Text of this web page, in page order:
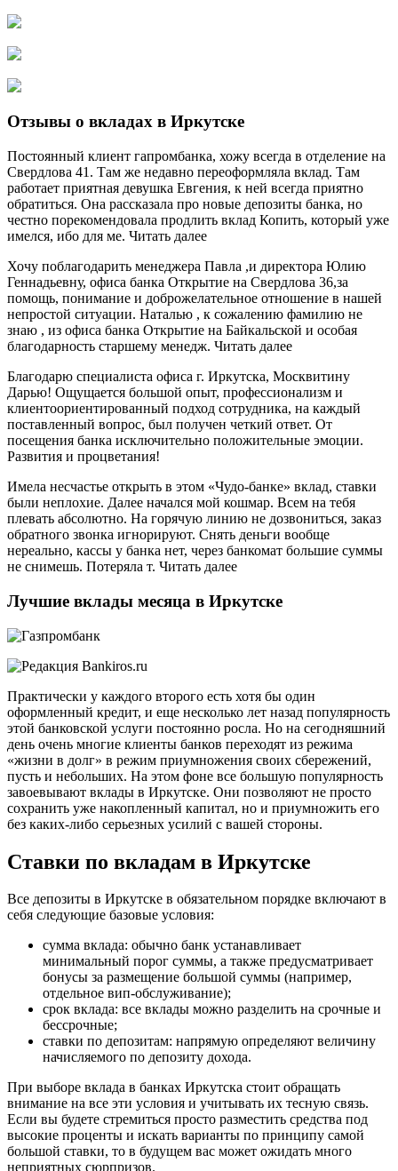
Отзывы о вкладах в Иркутске
Постоянный клиент гапромбанка, хожу всегда в отделение на
Свердлова 41. Там же недавно переоформляла вклад. Там
работает приятная девушка Евгения, к ней всегда приятно
обратиться. Она рассказала про новые депозиты банка, но
честно порекомендовала продлить вклад Копить, который уже
имелся, ибо для ме. Читать далее
Хочу поблагодарить менеджера Павла ,и директора Юлию
Геннадьевну, офиса банка Открытие на Свердлова 36,за
помощь, понимание и доброжелательное отношение в нашей
непростой ситуации. Наталью , к сожалению фамилию не
знаю , из офиса банка Открытие на Байкальской и особая
благодарность старшему менедж. Читать далее
Благодарю специалиста офиса г. Иркутска, Москвитину
Дарью! Ощущается большой опыт, профессионализм и
клиентоориентированный подход сотрудника, на каждый
поставленный вопрос, был получен четкий ответ. От
посещения банка исключительно положительные эмоции.
Развития и процветания!
Имела несчастье открыть в этом «Чудо-банке» вклад, ставки
были неплохие. Далее начался мой кошмар. Всем на тебя
плевать абсолютно. На горячую линию не дозвониться, заказ
обратного звонка игнорируют. Снять деньги вообще
нереально, кассы у банка нет, через банкомат большие суммы
не снимешь. Потеряла т. Читать далее
Лучшие вклады месяца в Иркутске
Практически у каждого второго есть хотя бы один
оформленный кредит, и еще несколько лет назад популярность
этой банковской услуги постоянно росла. Но на сегодняшний
день очень многие клиенты банков переходят из режима
«жизни в долг» в режим приумножения своих сбережений,
пусть и небольших. На этом фоне все большую популярность
завоевывают вклады в Иркутске. Они позволяют не просто
сохранить уже накопленный капитал, но и приумножить его
без каких-либо серьезных усилий с вашей стороны.
Ставки по вкладам в Иркутске
Все депозиты в Иркутске в обязательном порядке включают в
себя следующие базовые условия:
сумма вклада: обычно банк устанавливает
минимальный порог суммы, а также предусматривает
бонусы за размещение большой суммы (например,
отдельное вип-обслуживание);
срок вклада: все вклады можно разделить на срочные и
бессрочные;
ставки по депозитам: напрямую определяют величину
начисляемого по депозиту дохода.
При выборе вклада в банках Иркутска стоит обращать
внимание на все эти условия и учитывать их тесную связь.
Если вы будете стремиться просто разместить средства под
высокие проценты и искать варианты по принципу самой
большой ставки, то в будущем вас может ожидать много
неприятных сюрпризов.